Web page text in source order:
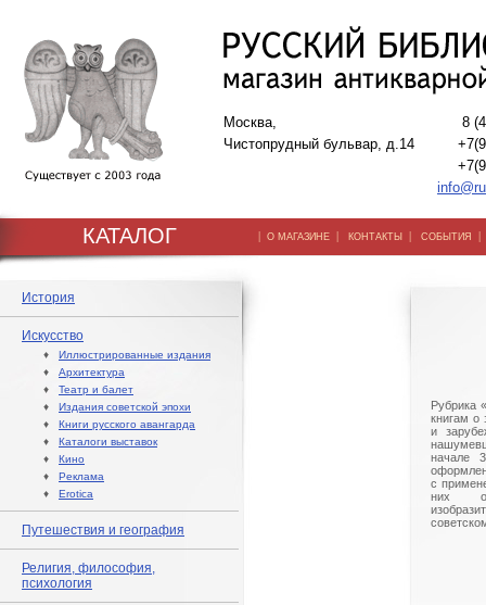
Москва,
Чистопрудный бульвар, д.14
8
КАТАЛОГ | О МАГАЗИНЕ | КОНТАКТЫ | СОБЫТИЯ
История
Искусство
♦ Иллюстрированные издания
♦ Архитектура
♦ Театр и балет
♦ Издания советской эпохи
♦ Книги русского авангарда
♦ Каталоги выставок
♦ Кино
♦ Реклама
♦ Erotica
Путешествия и география
Религия, философия,
психология
Рубрика
книгам о
и
начале
с
них